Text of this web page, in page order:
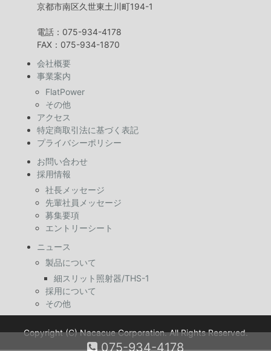
075-934-4178
京都市南区久世東土川町194-1
電話：075-934-4178
FAX：075-934-1870
会社概要
事業案内
FlatPower
その他
アクセス
特定商取引法に基づく表記
プライバシーポリシー
お問い合わせ
採用情報
社長メッセージ
先輩社員メッセージ
募集要項
エントリーシート
ニュース
製品について
細スリット照射器/THS-1
採用について
その他
Copyright (C) Nacacue Corporation. All Rights Reserved.